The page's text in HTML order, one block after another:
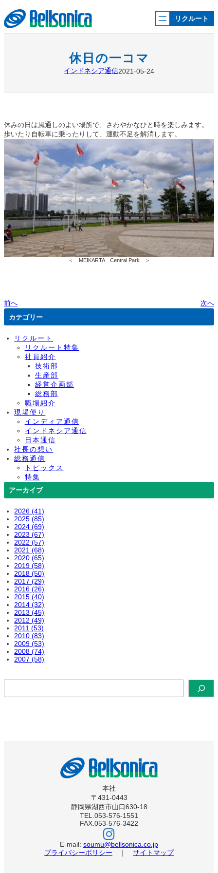
容
を
ス
リクルート
休日の一コマ
インドネシア通信2021-05-24
休みの日は風通しのよい場所で、さわやかなひと時を楽しみます。
歩いたり自転車に乗ったりして、運動不足を解消します。
＜ MEIKARTA Central Park ＞
前へ
次へ
カテゴリー
リクルート
リクルート特集
社員紹介
技術部
生産部
経営企画部
総務部
職場紹介
現場便り
インディア通信
インドネシア通信
日本通信
社長の想い
総務通信
トピックス
特集
アーカイブ
2026 (41)
2025 (85)
2024 (69)
2023 (67)
2022 (57)
2021 (68)
2020 (65)
2019 (58)
2018 (50)
2017 (29)
2016 (26)
2015 (40)
2014 (32)
2013 (45)
2012 (49)
2011 (53)
2010 (83)
2009 (53)
2008 (74)
2007 (58)
本社
〒431-0443
静岡県湖西市山口630-18
TEL.053-576-1551
FAX.053-576-3422
ベ
ル
ソ
ニ
カ
E-mail: soumu@bellsonica.co.jp
プライバシーポリシー ｜ サイトマップ